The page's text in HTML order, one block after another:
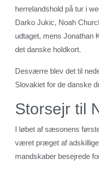
herrelandshold på tur i
Darko Jukic, Noah
udtaget, mens Jonathan
det danske holdkort.
Desværre blev det til
Slovakiet for de danske
Storsejr til
I løbet af sæsonens
været præget af
mandskaber besejrede